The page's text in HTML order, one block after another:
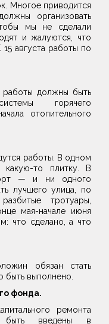
Многое приводится
организовать
мы не сделали
и жалуются, что
августа работы по
должны быть
горячего
отопительного
работы. В одном
какую-то плитку. В
— и ни одного
лучшего улица, по
тротуары,
мая-начале июня
что сделано, а что
обязан стать
выполнено.
фонда.
ремонта
быть введены в